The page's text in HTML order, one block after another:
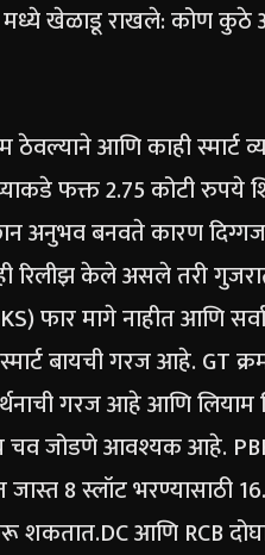
खेळाडू राखले: कोण कुठे
ठेवल्याने आणि काही स्मार्ट
फक्त 2.75 कोटी रुपये
अनुभव बनवते कारण
रिलीझ केले असले तरी
फार मागे नाहीत आणि
बायची गरज आहे. GT
गरज आहे आणि लियाम
चव जोडणे आवश्यक आहे.
जास्त 8 स्लॉट
शकतात.DC आणि RCB